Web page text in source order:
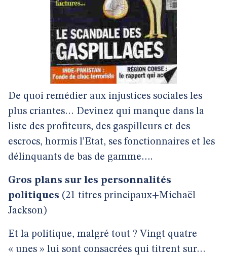
De quoi remédier aux injustices sociales les
plus criantes… Devinez qui manque dans la
liste des profiteurs, des gaspilleurs et des
escrocs, hormis l’Etat, ses fonctionnaires et les
délinquants de bas de gamme….
Gros plans sur les personnalités
politiques (21 titres principaux+Michaël
Jackson)
Et la politique, malgré tout ? Vingt quatre
« unes » lui sont consacrées qui titrent sur…